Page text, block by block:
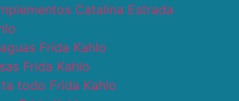
Catalina Estrada
Frida Kahlo
Frida Kahlo
todo Frida Kahlo